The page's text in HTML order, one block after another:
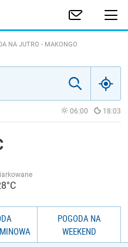
NA JUTRO - MAKONGO
06:00 18:03
POGODA NA
WEEKEND